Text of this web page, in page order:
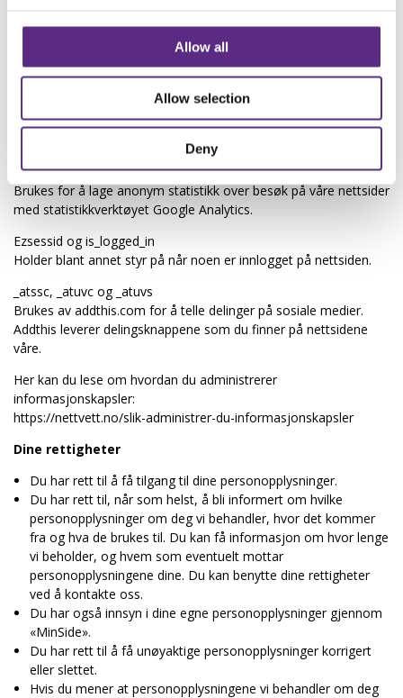
Allow all
Allow selection
Deny
våre tjenester.
Informasjonskapsler kan slås av i de fleste nettlesere gjennom
menyvalg som innstillinger, sikkerhet eller lignende. Dette vil
imidlertid få konsekvenser for bruken av nettstedet. Du kan for
eksempel ikke logge deg inn.
Informasjonskapsler som er brukt på dette nettstedet:
_ga, _gid og _gat
Brukes for å lage anonym statistikk over besøk på våre nettsider
med statistikkverktøyet Google Analytics.
Ezsessid og is_logged_in
Holder blant annet styr på når noen er innlogget på nettsiden.
_atssc, _atuvc og _atuvs
Brukes av addthis.com for å telle delinger på sosiale medier.
Addthis leverer delingsknappene som du finner på nettsidene
våre.
Her kan du lese om hvordan du administrerer
informasjonskapsler:
https://nettvett.no/slik-administrer-du-informasjonskapsler
Dine rettigheter
Du har rett til å få tilgang til dine personopplysninger.
Du har rett til, når som helst, å bli informert om hvilke
personopplysninger om deg vi behandler, hvor det kommer
fra og hva de brukes til. Du kan få informasjon om hvor lenge
vi beholder, og hvem som eventuelt mottar
personopplysningene dine. Du kan benytte dine rettigheter
ved å kontakte oss.
Du har også innsyn i dine egne personopplysninger gjennom
«MinSide».
Du har rett til å få unøyaktige personopplysninger korrigert
eller slettet.
Hvis du mener at personopplysningene vi behandler om deg